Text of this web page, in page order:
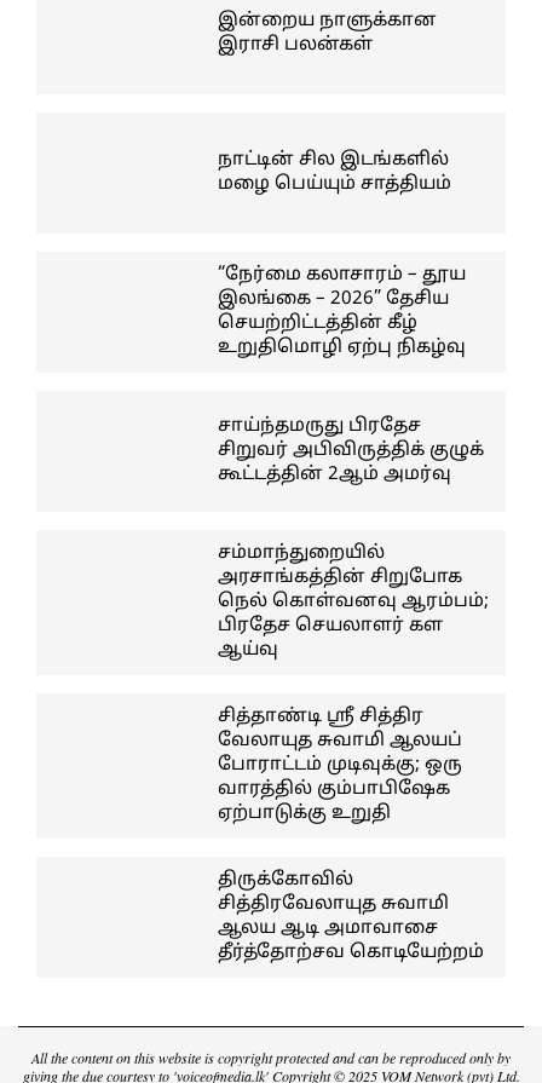
இன்றைய நாளுக்கான
இராசி பலன்கள்
நாட்டின் சில இடங்களில்
மழை பெய்யும் சாத்தியம்
“நேர்மை கலாசாரம் – தூய
இலங்கை – 2026” தேசிய
செயற்றிட்டத்தின் கீழ்
உறுதிமொழி ஏற்பு நிகழ்வு
சாய்ந்தமருது பிரதேச
சிறுவர் அபிவிருத்திக் குழுக்
கூட்டத்தின் 2ஆம் அமர்வு
சம்மாந்துறையில்
அரசாங்கத்தின் சிறுபோக
நெல் கொள்வனவு ஆரம்பம்;
பிரதேச செயலாளர் கள
ஆய்வு
சித்தாண்டி ஸ்ரீ சித்திர
வேலாயுத சுவாமி ஆலயப்
போராட்டம் முடிவுக்கு; ஒரு
வாரத்தில் கும்பாபிஷேக
ஏற்பாடுக்கு உறுதி
திருக்கோவில்
சித்திரவேலாயுத சுவாமி
ஆலய ஆடி அமாவாசை
தீர்த்தோற்சவ கொடியேற்றம்
All the content on this website is copyright protected and can be reproduced only by
giving the due courtesy to 'voiceofmedia.lk' Copyright © 2025 VOM Network (pvt) Ltd.